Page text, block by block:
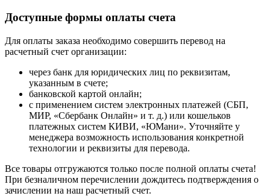
Доступные формы оплаты счета
Для оплаты заказа необходимо совершить перевод на
расчетный счет организации:
через банк для юридических лиц по реквизитам,
указанным в счете;
банковской картой онлайн;
с применением систем электронных платежей (СБП,
МИР, «Сбербанк Онлайн» и т. д.) или кошельков
платежных систем КИВИ, «ЮМани». Уточняйте у
менеджера возможность использования конкретной
технологии и реквизиты для перевода.
Все товары отгружаются только после полной оплаты счета!
При безналичном перечислении дождитесь подтверждения о
зачислении на наш расчетный счет.